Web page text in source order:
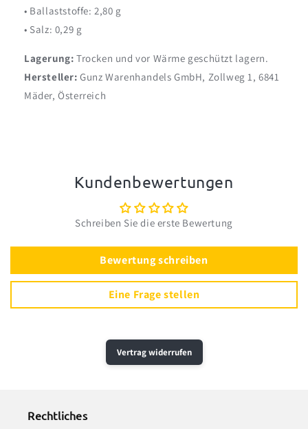
• Ballaststoffe: 2,80 g
• Salz: 0,29 g
Lagerung: Trocken und vor Wärme geschützt lagern.
Hersteller: Gunz Warenhandels GmbH, Zollweg 1, 6841
Mäder, Österreich
Kundenbewertungen
Schreiben Sie die erste Bewertung
Bewertung schreiben
Eine Frage stellen
Vertrag widerrufen
Rechtliches